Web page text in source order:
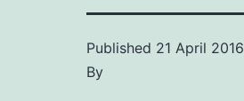
Published 21 April 2016
By